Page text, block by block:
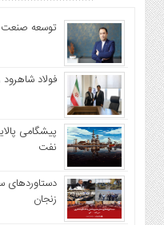
توسعه
فولاد
پیشگامی
نفت
دستاوردهای
زنجان